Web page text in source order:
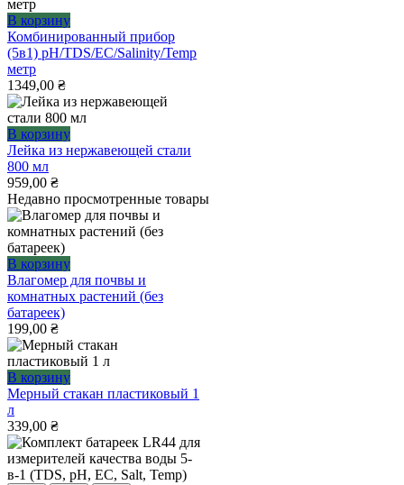
В корзину
Комбинированный прибор
(5в1) pH/TDS/ЕС/Salinity/Temp
метр
1349,00 ₴
В корзину
Лейка из нержавеющей стали
800 мл
959,00 ₴
Недавно просмотренные товары
В корзину
Влагомер для почвы и
комнатных растений (без
батареек)
199,00 ₴
В корзину
Мерный стакан пластиковый 1
л
339,00 ₴